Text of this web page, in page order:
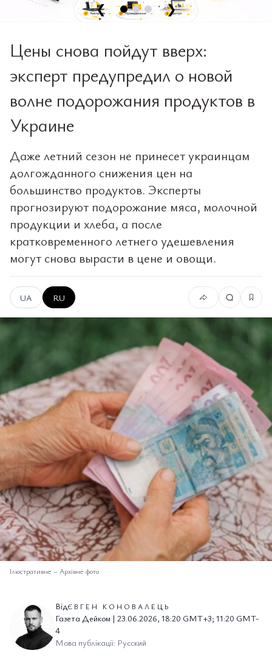
❮ ❯
Цены снова пойдут вверх:
эксперт предупредил о новой
волне подорожания продуктов в
Украине
Даже летний сезон не принесет украинцам
долгожданного снижения цен на
большинство продуктов. Эксперты
прогнозируют подорожание мяса, молочной
продукции и хлеба, а после
кратковременного летнего удешевления
могут снова вырасти в цене и овощи.
UA RU
Ілюстративне – Архівне фото
ВідЄВГЕН КОНОВАЛЕЦЬ
Газета Дейком | 23.06.2026, 18:20 GMT+3; 11:20 GMT-
4
Мова публікації: Русский